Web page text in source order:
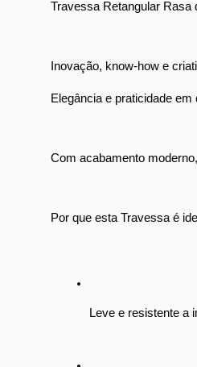
Travessa Retangular
Inovação, know-how e
Elegância e praticidade
Com acabamento
Por que esta Travessa é
Leve e resistente a